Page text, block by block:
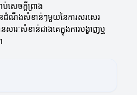
ប់សេចក្តីព្រាង
នដំណឹងសំខាន់ៗមួយនៃការសរសេរ
សារៈសំខាន់ជាងគេក្នុងការបង្ហាញឬ